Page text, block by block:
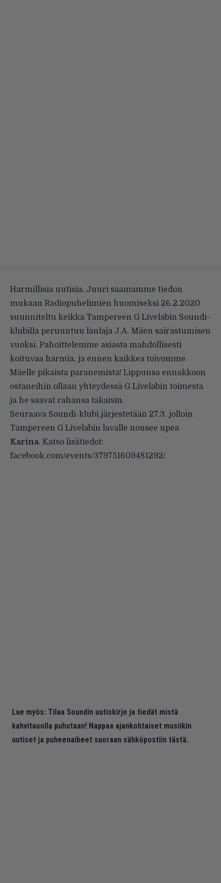
Harmillisia uutisia. Juuri saamamme tiedon
mukaan Radiopuhelimien huomiseksi 26.2.2020
suunniteltu keikka Tampereen G Livelabin Soundi-
klubilla peruuntuu laulaja J.A. Mäen sairastumisen
vuoksi. Pahoittelemme asiasta mahdollisesti
koituvaa harmia, ja ennen kaikkea toivomme
Mäelle pikaista paranemista! Lippunsa ennakkoon
ostaneihin ollaan yhteydessä G Livelabin toimesta
ja he saavat rahansa takaisin.
Seuraava Soundi-klubi järjestetään 27.3. jolloin
Tampereen G Livelabin lavalle nousee upea
Karina. Katso lisätiedot:
facebook.com/events/379751609481292/
Lue myös: Tilaa Soundin uutiskirje ja tiedät mistä
kahvitauolla puhutaan! Nappaa ajankohtaiset musiikin
uutiset ja puheenaiheet suoraan sähköpostiin tästä.